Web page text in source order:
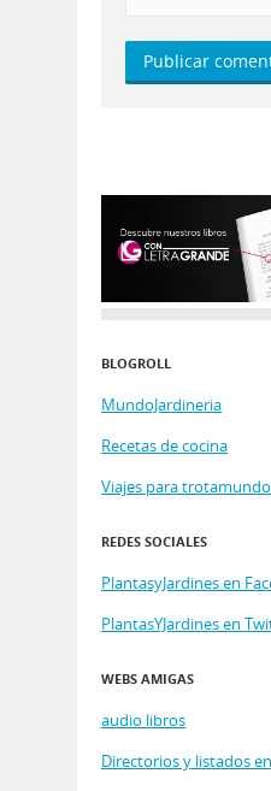
BLOGROLL
MundoJardineria
Recetas de cocina
Viajes para
REDES SOCIALES
PlantasyJardines en
PlantasYJardines en
WEBS AMIGAS
audio libros
Directorios y listados